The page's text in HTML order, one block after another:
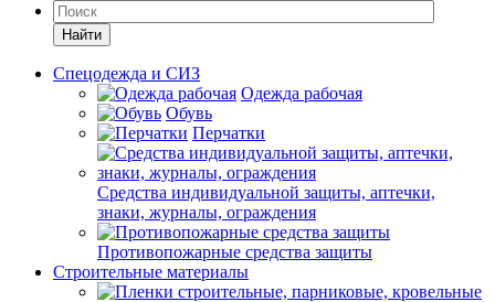
Найти
Спецодежда и СИЗ
Одежда рабочая
Обувь
Перчатки
Средства индивидуальной защиты, аптечки,
знаки, журналы, ограждения
Противопожарные средства защиты
Строительные материалы